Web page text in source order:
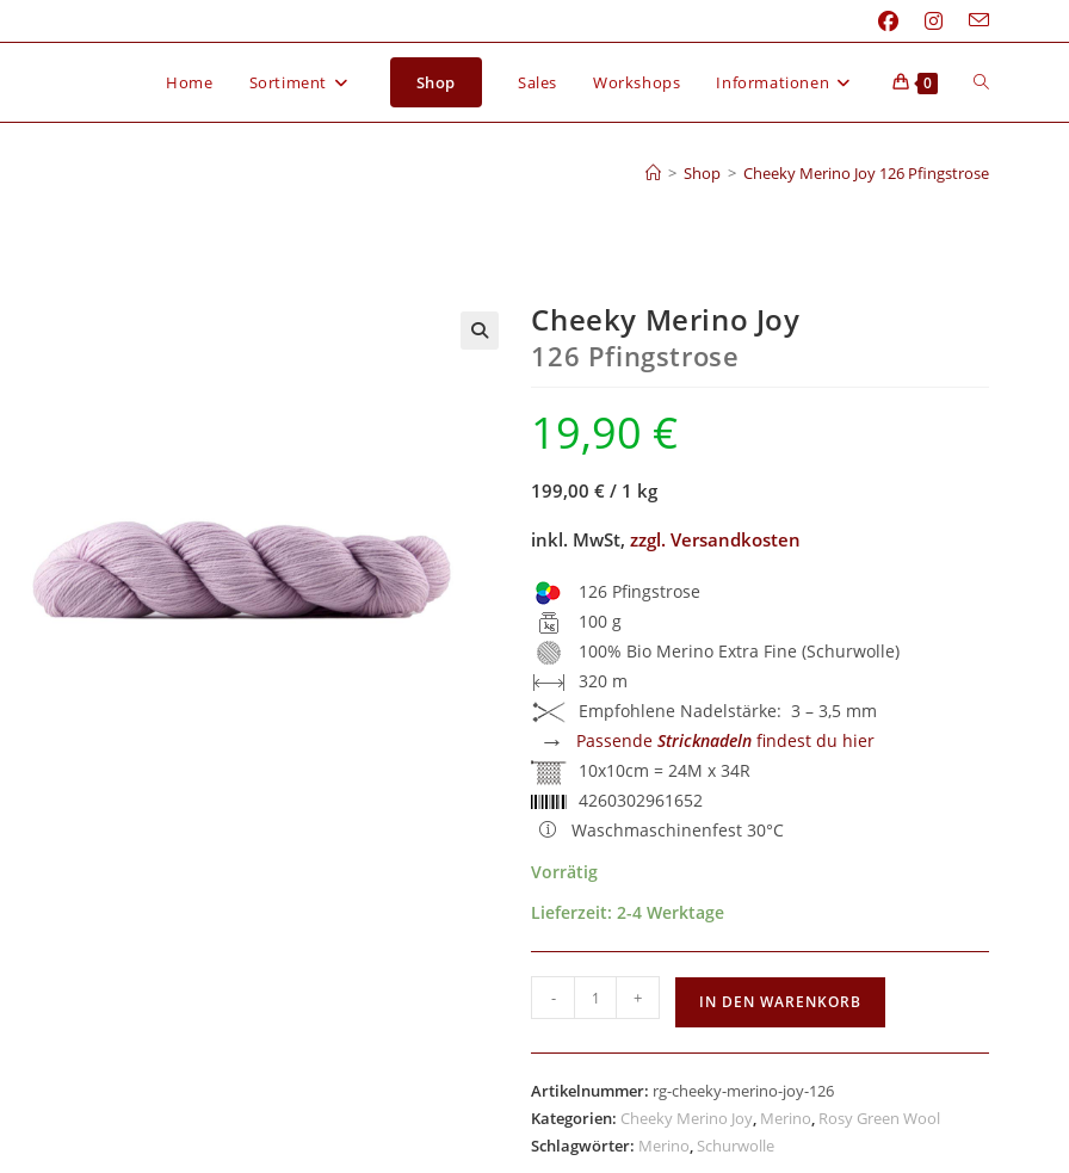
Home Sortiment Shop Sales Workshops Informationen 0
> Shop > Cheeky Merino Joy 126 Pfingstrose
Cheeky Merino Joy
126 Pfingstrose
19,90 €
199,00 € / 1 kg
inkl. MwSt,zzgl. Versandkosten
126 Pfingstrose
100 g
100% Bio Merino Extra Fine (Schurwolle)
320 m
Empfohlene Nadelstärke: 3 – 3,5 mm
→ PassendeStricknadeln findest du hier
10x10cm = 24M x 34R
4260302961652
Waschmaschinenfest 30°C
Vorrätig
Lieferzeit:2-4 Werktage
- + IN DEN WARENKORB
Artikelnummer: rg-cheeky-merino-joy-126
Kategorien: Cheeky Merino Joy, Merino, Rosy Green Wool
Schlagwörter: Merino, Schurwolle